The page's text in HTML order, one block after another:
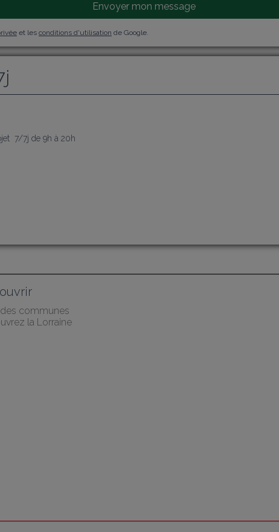
Envoyer mon message
et les conditions d'utilisation de Google.
7/7j de 9h à 20h
communes
la Lorraine